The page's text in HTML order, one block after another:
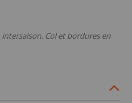
Col et bordures en